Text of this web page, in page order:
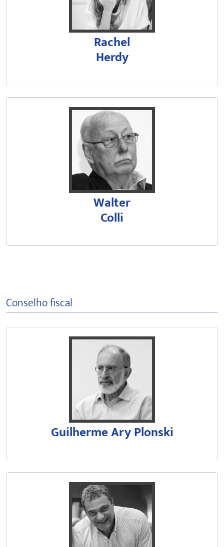
Rachel
Herdy
Walter
Colli
Graduado em Medicina pela
Foi Diretor do IQUSP em dois
Foi presidente da Comissão
Tem experiência nas áreas de
Conselho fiscal
Guilherme Ary Plonski
Professor titular da Faculdade
Experiência profissional de 31
Extensa experiência em
Responsável pela condução de
Conduziu empresas que se